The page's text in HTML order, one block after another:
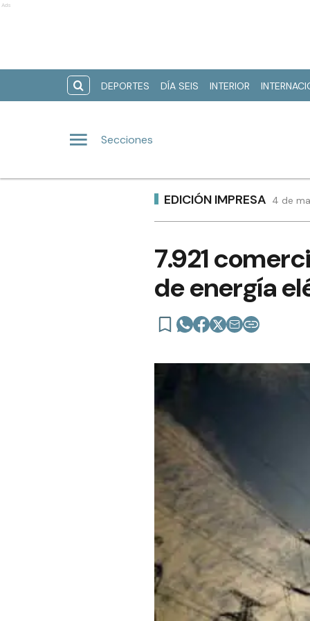
Ads
DEPORTES DÍA SEIS INTERIOR
Secciones
EDICIÓN IMPRESA 4 de
7.921
de energía